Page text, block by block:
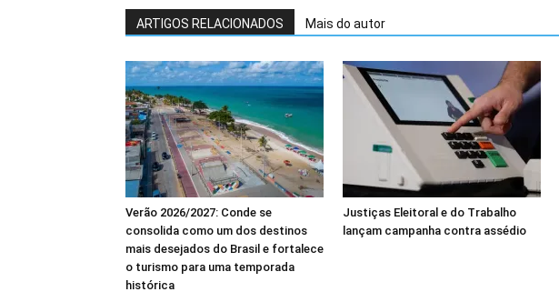
ARTIGOS RELACIONADOS Mais do autor
Verão 2026/2027: Conde se
consolida como um dos destinos
mais desejados do Brasil e fortalece
o turismo para uma temporada
histórica
Justiças Eleitoral e do Trabalho
lançam campanha contra assédio